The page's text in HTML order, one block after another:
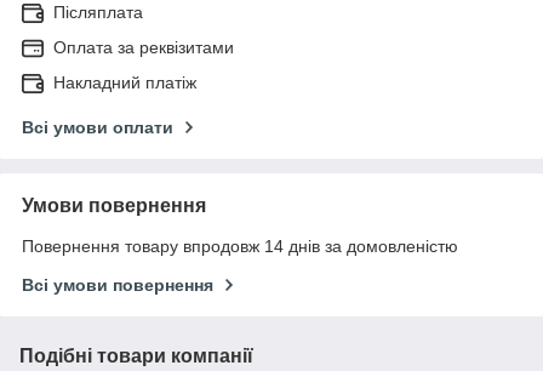
Післяплата
Оплата за реквізитами
Накладний платіж
Всі умови оплати
Умови повернення
Повернення товару впродовж 14 днів за домовленістю
Всі умови повернення
Подібні товари компанії